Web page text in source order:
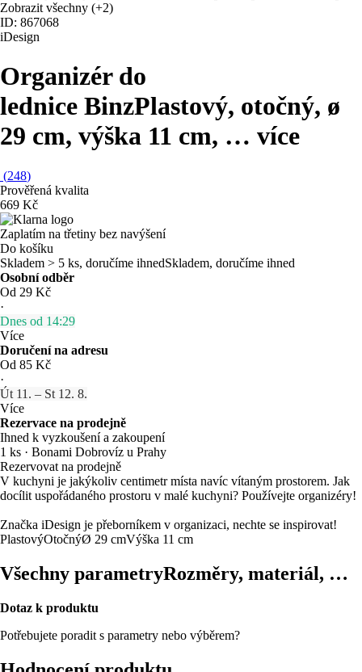
Zobrazit všechny (+2)
ID: 867068
iDesign
Organizér do
lednice BinzPlastový, otočný, ø
29 cm, výška 11 cm, … více
(248)
Prověřená kvalita
669 Kč
Zaplatím na třetiny bez navýšení
Do košíku
Skladem > 5 ks, doručíme ihnedSkladem, doručíme ihned
Osobní odběr
Od 29 Kč
·
Dnes od 14:29
Více
Doručení na adresu
Od 85 Kč
·
Út 11. – St 12. 8.
Více
Rezervace na prodejně
Ihned k vyzkoušení a zakoupení
1 ks · Bonami Dobrovíz u Prahy
Rezervovat na prodejně
V kuchyni je jakýkoliv centimetr místa navíc vítaným prostorem. Jak
docílit uspořádaného prostoru v malé kuchyni? Používejte organizéry!
Značka iDesign je přeborníkem v organizaci, nechte se inspirovat!
PlastovýOtočnýØ 29 cmVýška 11 cm
Všechny parametryRozměry, materiál, …
Dotaz k produktu
Potřebujete poradit s parametry nebo výběrem?